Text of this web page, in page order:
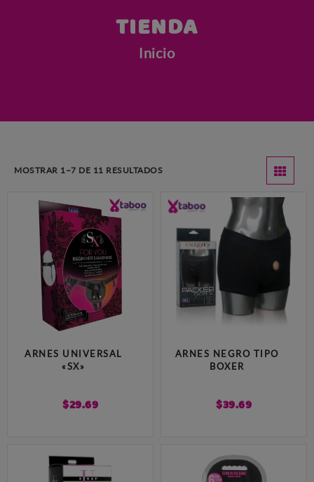
TIENDA
Inicio
MOSTRAR 1–7 DE 11 RESULTADOS
ARNES UNIVERSAL
«SX»
$29.69
ARNES NEGRO TIPO
BOXER
$39.69